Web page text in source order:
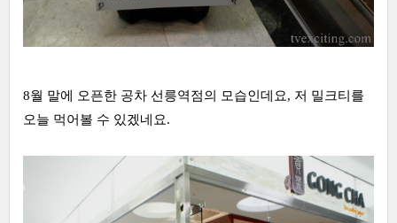
8월 말에 오픈한 공차 선릉역점의 모습인데요, 저 밀크티를
오늘 먹어볼 수 있겠네요.